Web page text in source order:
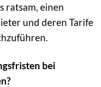
ratsam, einen
und deren Tarife
bei